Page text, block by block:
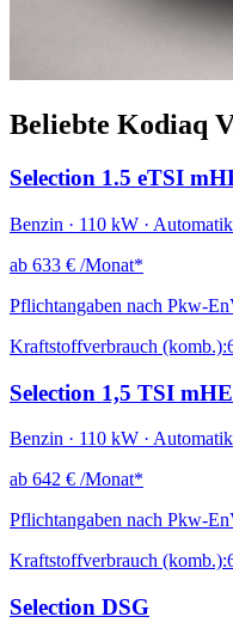
Beliebte Kodiaq
Selection 1.5 eTSI
Benzin · 110 kW · Automatik
ab 633 € /Monat*
Pflichtangaben nach Pkw-
Kraftstoffverbrauch (komb.):
Selection 1,5 TSI
Benzin · 110 kW · Automatik
ab 642 € /Monat*
Pflichtangaben nach Pkw-
Kraftstoffverbrauch (komb.):
Selection DSG